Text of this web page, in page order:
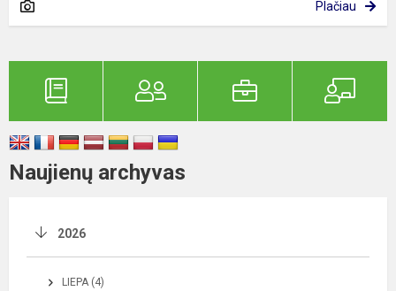
Plačiau
Naujienų archyvas
2026
LIEPA (4)